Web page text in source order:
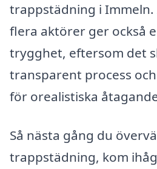
trappstädning i
flera aktörer ger också
trygghet, eftersom det
transparent process
för orealistiska
Så nästa gång du
trappstädning, kom